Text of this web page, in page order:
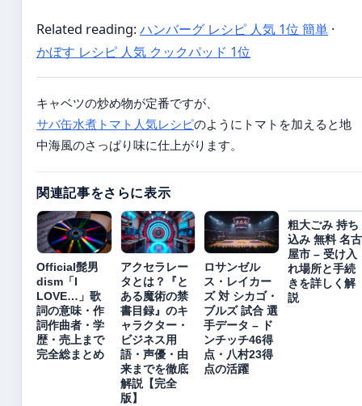
Related reading:ハンバーグ レシピ 人気 1位 簡単 ·
かぼす レシピ 人気 クックパッド 1位
キャベツの炒め物が定番ですが、
サバ缶水煮トマト人気レシピのようにトマトを加えると地
中海風のさっぱり味に仕上がります。
関連記事をさらに表示
Official髭男
dism「I
LOVE…」歌
詞の意味・作
詞作曲者・学
歴・売上まで
完全総まとめ
アクセラレー
タとは？『と
ある魔術の禁
書目録』のキ
ャラクター・
ビジネス用
語・声優・由
来までを徹底
解説【完全
版】
ロサンゼル
ス・レイカー
ズ 対 シカゴ・
ブルズ 試合 選
手データ – ド
ンチッチ46得
点・八村23得
点の活躍
粗大ごみ 持ち
込み 無料 名古
屋市 – 受け入
れ場所と手続
きを詳しく解
説